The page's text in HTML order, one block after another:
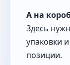
А на
Здесь
упаковки
позиции.